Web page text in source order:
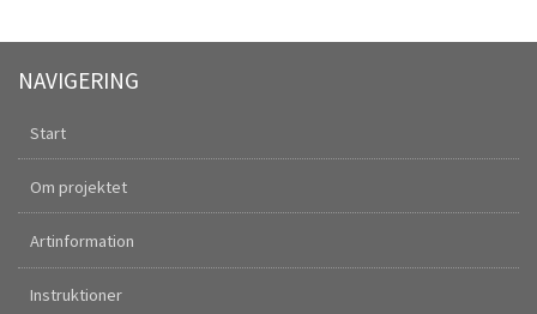
NAVIGERING
Start
Om projektet
Artinformation
Instruktioner